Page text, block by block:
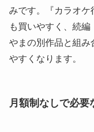
みです。『カラオ
も買いやすく、続
やまの別作品と組み
やすくなります。
月額制なしで必要